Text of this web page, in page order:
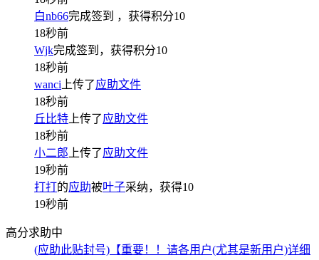
白nb66完成签到 ，获得积分10
18秒前
Wjk完成签到，获得积分10
18秒前
wanci上传了 应助文件
18秒前
丘比特上传了 应助文件
18秒前
小二郎上传了 应助文件
19秒前
打打
的应助被叶子采纳，获得10
19秒前
高分求助中
(应助此贴封号)【重要！！请各用户(尤其是新用户)详细